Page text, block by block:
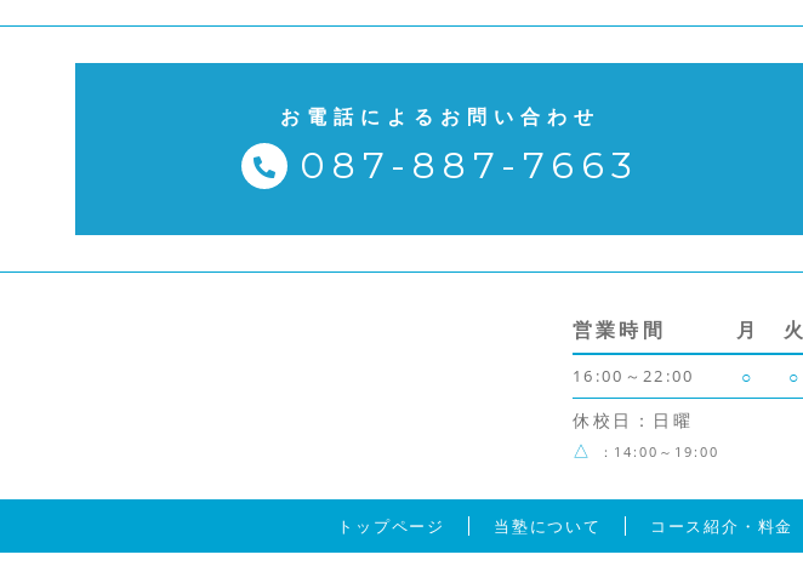
お電話によるお問い合わせ
087-887-7663
営業時間 月 火
16:00～22:00 ○ ○
休校日：日曜
△
：14:00～19:00
トップページ 当塾について コース紹介・料金